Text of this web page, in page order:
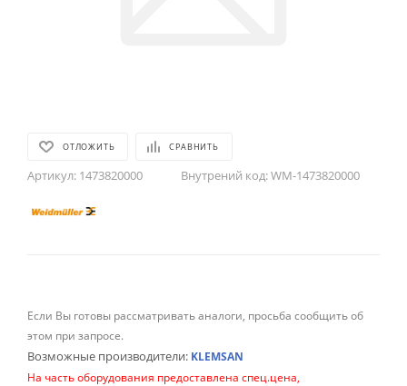
ОТЛОЖИТЬ СРАВНИТЬ
Артикул: 1473820000 Внутрений код:WM-1473820000
Если Вы готовы рассматривать аналоги, просьба сообщить об
этом при запросе.
Возможные производители: KLEMSAN
На часть оборудования предоставлена спец.цена,